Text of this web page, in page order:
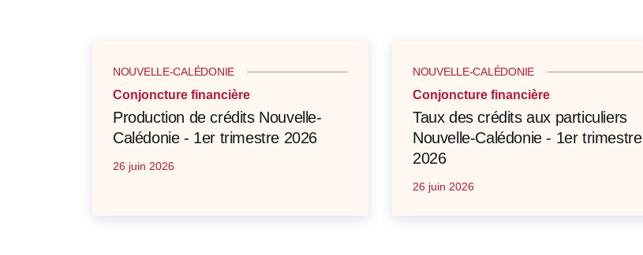
NOUVELLE-CALÉDONIE
Conjoncture financière
Production de crédits Nouvelle-
Calédonie - 1er trimestre 2026
26 juin 2026
NOUVELLE-CALÉDONIE
Conjoncture financière
Taux des crédits aux particuliers
Nouvelle-Calédonie - 1er trimestre
2026
26 juin 2026